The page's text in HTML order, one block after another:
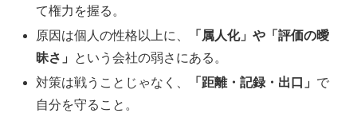
て権力を握る。
原因は個人の性格以上に、
「属人化」や「評価の曖
昧さ」
という会社の弱さにある。
対策は戦うことじゃなく、
「距離・記録・出口」 で
自分を守ること。